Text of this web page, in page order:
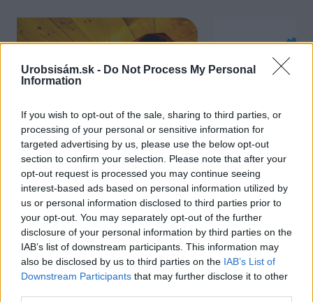
Urobsisám.sk - Do Not Process My Personal
Information
If you wish to opt-out of the sale, sharing to third parties, or
processing of your personal or sensitive information for
targeted advertising by us, please use the below opt-out
section to confirm your selection. Please note that after your
opt-out request is processed you may continue seeing
interest-based ads based on personal information utilized by
us or personal information disclosed to third parties prior to
your opt-out. You may separately opt-out of the further
disclosure of your personal information by third parties on the
IAB’s list of downstream participants. This information may
also be disclosed by us to third parties on the IAB’s List of
Downstream Participants that may further disclose it to other
Chcete dominantu interiéru,
ktorá pritiahne pohľady?
Vyrobte si takéto masívne
orechové svietidlo
Prečo klasická
potrubia v
ako to vyriešiť
ZÁHRADA